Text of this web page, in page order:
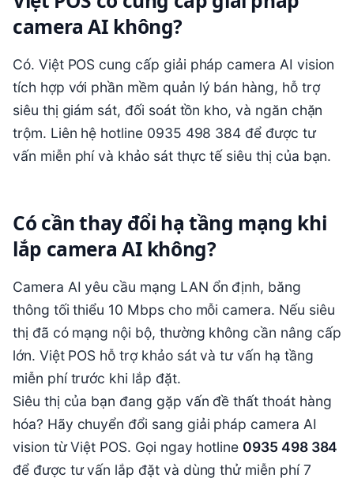
camera AI không?
Có. Việt POS cung cấp giải pháp camera AI vision
tích hợp với phần mềm quản lý bán hàng, hỗ trợ
siêu thị giám sát, đối soát tồn kho, và ngăn chặn
trộm. Liên hệ hotline 0935 498 384 để được tư
vấn miễn phí và khảo sát thực tế siêu thị của bạn.
Có cần thay đổi hạ tầng mạng khi
lắp camera AI không?
Camera AI yêu cầu mạng LAN ổn định, băng
thông tối thiểu 10 Mbps cho mỗi camera. Nếu siêu
thị đã có mạng nội bộ, thường không cần nâng cấp
lớn. Việt POS hỗ trợ khảo sát và tư vấn hạ tầng
miễn phí trước khi lắp đặt.
Siêu thị của bạn đang gặp vấn đề thất thoát hàng
hóa? Hãy chuyển đổi sang giải pháp camera AI
vision từ Việt POS. Gọi ngay hotline 0935 498 384
để được tư vấn lắp đặt và dùng thử miễn phí 7